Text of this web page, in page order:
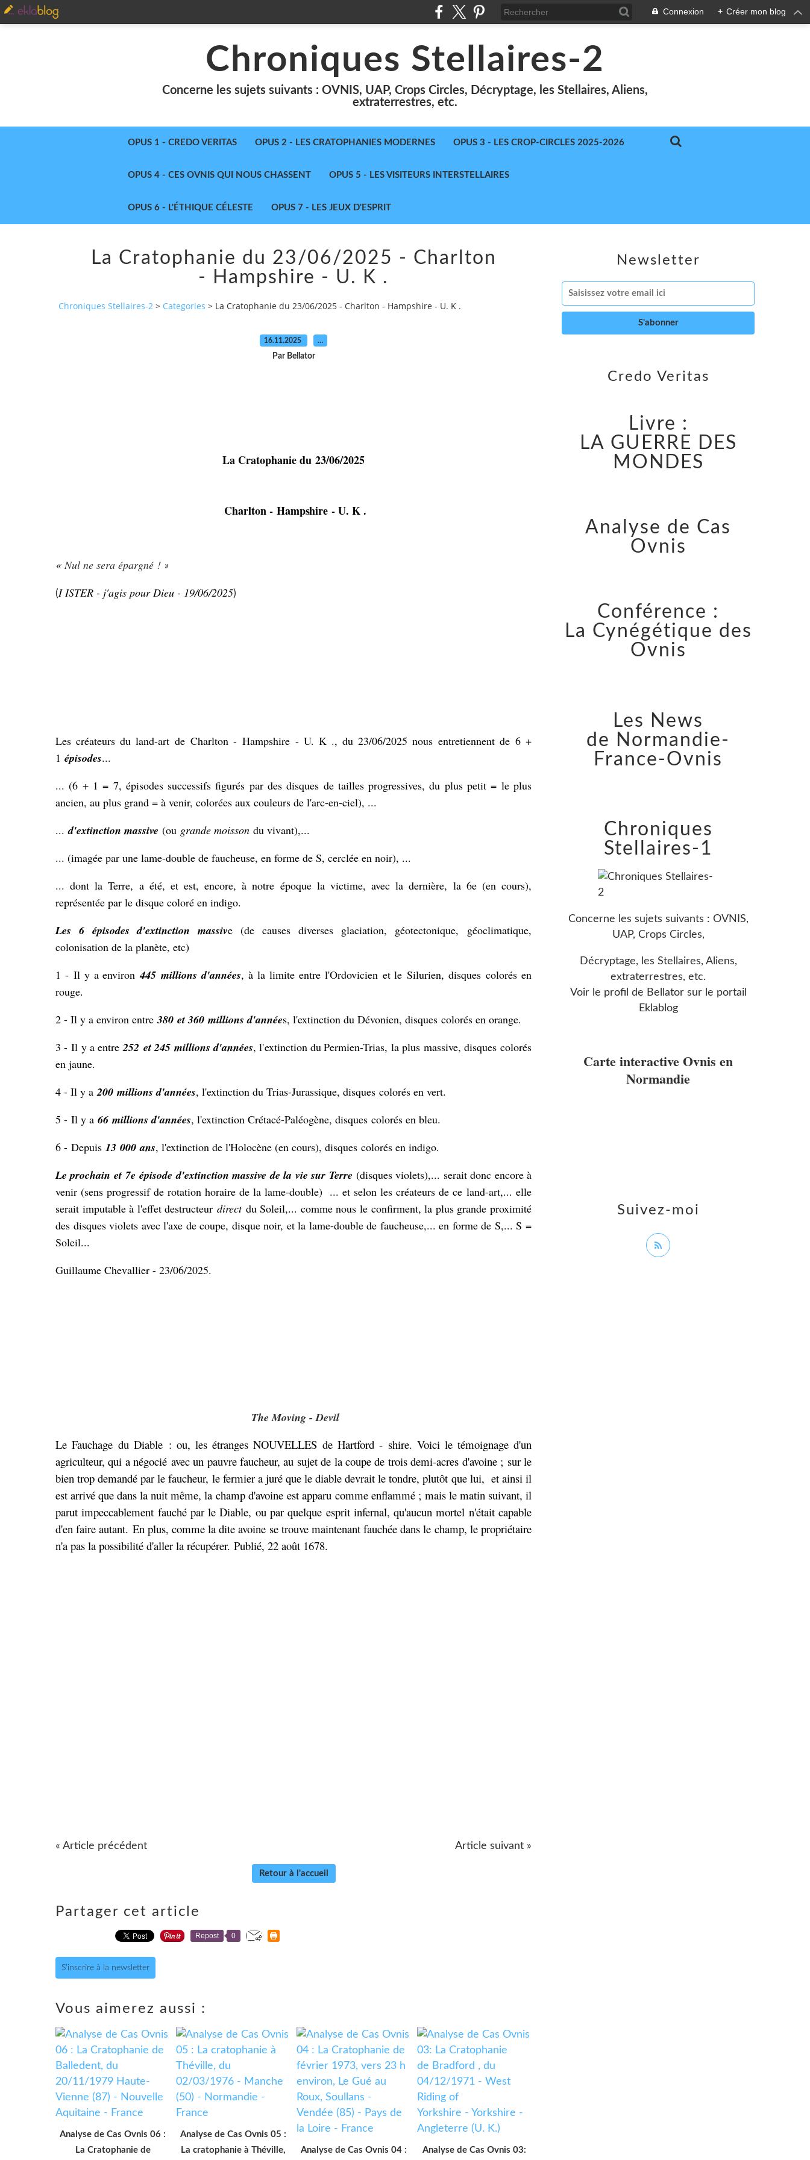
Connexion + Créer mon blog
Chroniques Stellaires-2
Concerne les sujets suivants : OVNIS, UAP, Crops Circles, Décryptage, les Stellaires, Aliens,
extraterrestres, etc.
OPUS 1 - CREDO VERITAS OPUS 2 - LES CRATOPHANIES MODERNES OPUS 3 - LES CROP-CIRCLES 2025-2026
OPUS 4 - CES OVNIS QUI NOUS CHASSENT OPUS 5 - LES VISITEURS INTERSTELLAIRES
OPUS 6 - L'ÉTHIQUE CÉLESTE OPUS 7 - LES JEUX D'ESPRIT
La Cratophanie du 23/06/2025 - Charlton
- Hampshire - U. K .
Chroniques Stellaires-2 > Categories > La Cratophanie du 23/06/2025 - Charlton - Hampshire - U. K .
16.11.2025 …
Par Bellator
La Cratophanie du 23/06/2025
Charlton - Hampshire- U. K .
« Nul ne sera épargné ! »
(I ISTER - j'agis pour Dieu - 19/06/2025)
Les créateurs du land-art de Charlton - Hampshire - U. K ., du 23/06/2025 nous entretiennent de 6 +
1 épisodes...
... (6 + 1 = 7, épisodes successifs figurés par des disques de tailles progressives, du plus petit = le plus
ancien, au plus grand = à venir, colorées aux couleurs de l'arc-en-ciel), ...
... d'extinction massive (ou grande moisson du vivant),...
... (imagée par une lame-double de faucheuse, en forme de S, cerclée en noir), ...
... dont la Terre, a été, et est, encore, à notre époque la victime, avec la dernière, la 6e (en cours),
représentée par le disque coloré en indigo.
Les 6 épisodes d'extinction massive (de causes diverses glaciation, géotectonique, géoclimatique,
colonisation de la planète, etc)
1 - Il y a environ 445 millions d'années, à la limite entre l'Ordovicien et leSilurien, disques colorés en
rouge.
2 - Il y a environ entre 380 et 360 millions d'années, l'extinction du Dévonien, disques colorés en orange.
3 -Il y a entre 252 et 245millions d'années, l'extinction du Permien-Trias,la plus massive, disquescolorés
en jaune.
4 - Il y a 200 millions d'années, l'extinction du Trias-Jurassique, disques colorés en vert.
5 - Il y a 66 millions d'années, l'extinction Crétacé-Paléogène, disques colorés en bleu.
6 - Depuis 13 000 ans, l'extinction de l'Holocène (en cours), disques colorés en indigo.
Le prochain et 7e épisode d'extinction massive de la vie sur Terre (disques violets),... serait donc encore à
venir (sens progressif de rotation horaire de la lame-double) ... et selon les créateurs de ce land-art,... elle
serait imputable à l'effet destructeur direct du Soleil,... comme nous le confirment, la plus grande proximité
des disques violets avec l'axe de coupe, disque noir, et la lame-double de faucheuse,... en forme de S,... S =
Soleil...
Guillaume Chevallier - 23/06/2025.
The Moving - Devil
Le Fauchage du Diable : ou, les étranges NOUVELLES de Hartford - shire. Voici le témoignage d'un
agriculteur, qui a négocié avec un pauvre faucheur, au sujet de la coupe de trois demi-acres d'avoine ; sur le
bien trop demandé par le faucheur, le fermier a juré que le diable devrait le tondre, plutôt que lui, et ainsi il
est arrivé que dans la nuit même, la champ d'avoine est apparu comme enflammé ; mais le matin suivant, il
parut impeccablement fauché par le Diable, ou par quelque esprit infernal, qu'aucun mortel n'était capable
d'en faire autant. En plus, comme la dite avoine se trouve maintenant fauchée dans le champ, le propriétaire
n'a pas la possibilité d'aller la récupérer. Publié, 22 août 1678.
« Article précédent Article suivant »
Retour à l'accueil
Partager cet article
Repost 0
S'inscrire à la newsletter
Vous aimerez aussi :
Analyse de Cas Ovnis 06 :
La Cratophanie de
Analyse de Cas Ovnis 05 :
La cratophanie à Théville,
Analyse de Cas Ovnis 04 : Analyse de Cas Ovnis 03:
Newsletter
Suivez-moi
Credo Veritas
Livre :
LA GUERRE DES
MONDES
Analyse de Cas
Ovnis
Conférence :
La Cynégétique des
Ovnis
Les News
de Normandie-
France-Ovnis
Chroniques
Stellaires-1
Concerne les sujets suivants : OVNIS,
UAP, Crops Circles,
Décryptage, les Stellaires, Aliens,
extraterrestres, etc.
Voir le profil de Bellator sur le portail
Eklablog
Carte interactive Ovnis en
Normandie